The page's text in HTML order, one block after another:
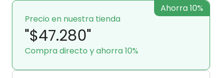
Precio en nuestra tienda
"$47.280"
Compra directo y ahorra 10%
Ahorra 10%